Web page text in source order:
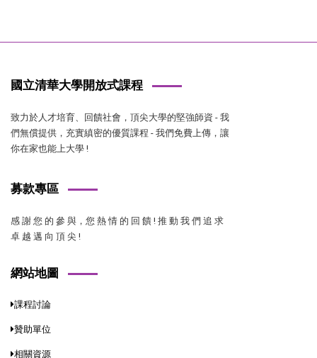
國立清華大學開放式課程
致力於人才培育、回饋社會，頂尖大學的堅強師資 - 我
們無償提供，充實縝密的優質課程 - 我們免費上傳，讓
你在家也能上大學 !
募款專區
感 謝 您 的 參 與，您 熱 情 的 回 饋 ! 推 動 我 們 追 求
卓 越 邁 向 頂 尖 !
網站地圖
課程討論
贊助單位
相關資源